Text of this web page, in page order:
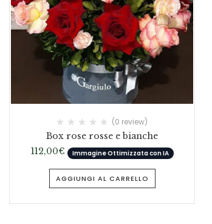
(0 review)
Box rose rosse e bianche
112,00€ Immagine Ottimizzata con IA
AGGIUNGI AL CARRELLO